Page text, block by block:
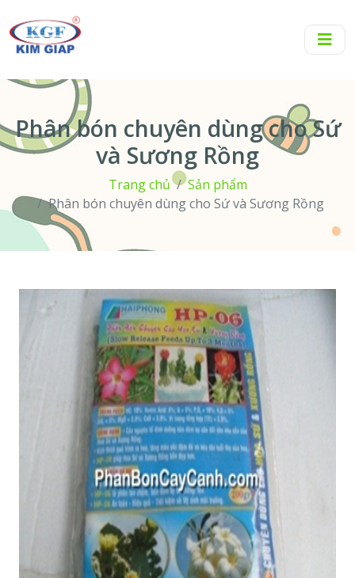
Phân bón chuyên dùng cho Sứ
và Sương Rồng
Trang chủ
Sản phẩm
Phân bón chuyên dùng cho Sứ và Sương Rồng